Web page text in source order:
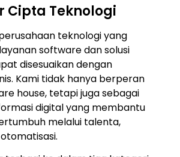
Cipta Teknologi
teknologi yang
software dan solusi
disesuaikan dengan
Kami tidak hanya berperan
house, tetapi juga sebagai
digital yang membantu
melalui talenta,